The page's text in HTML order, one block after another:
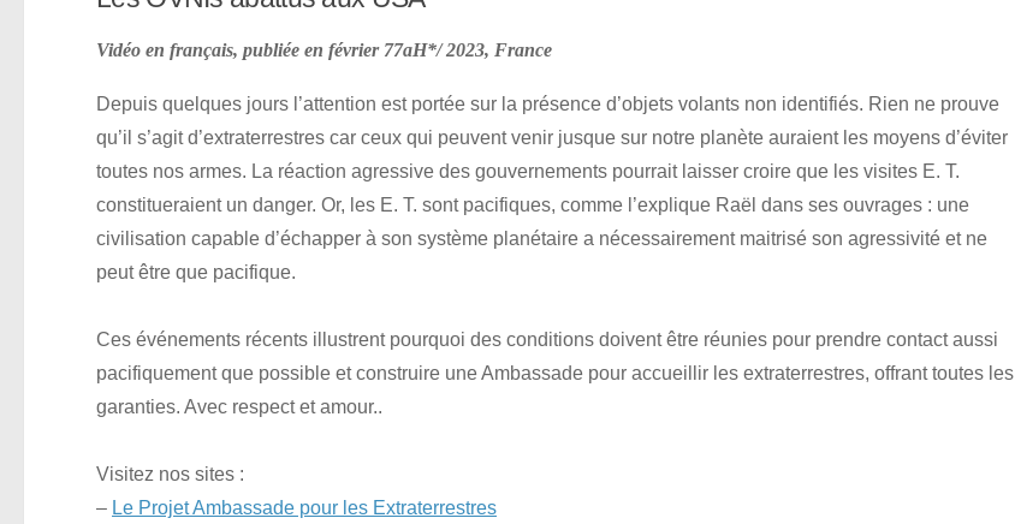
Vidéo en français, publiée en février 77aH*/ 2023, France
Depuis quelques jours l’attention est portée sur la présence d’objets volants non identifiés. Rien ne prouve
qu’il s’agit d’extraterrestres car ceux qui peuvent venir jusque sur notre planète auraient les moyens d’éviter
toutes nos armes. La réaction agressive des gouvernements pourrait laisser croire que les visites E. T.
constitueraient un danger. Or, les E. T. sont pacifiques, comme l’explique Raël dans ses ouvrages : une
civilisation capable d’échapper à son système planétaire a nécessairement maitrisé son agressivité et ne
peut être que pacifique.
Ces événements récents illustrent pourquoi des conditions doivent être réunies pour prendre contact aussi
pacifiquement que possible et construire une Ambassade pour accueillir les extraterrestres, offrant toutes les
garanties. Avec respect et amour..
Visitez nos sites :
– Le Projet Ambassade pour les Extraterrestres